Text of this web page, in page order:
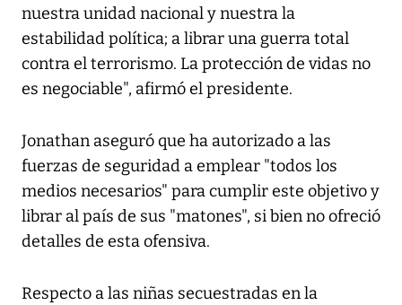
nuestra unidad nacional y nuestra la
estabilidad política; a librar una guerra total
contra el terrorismo. La protección de vidas no
es negociable", afirmó el presidente.
Jonathan aseguró que ha autorizado a las
fuerzas de seguridad a emplear "todos los
medios necesarios" para cumplir este objetivo y
librar al país de sus "matones", si bien no ofreció
detalles de esta ofensiva.
Respecto a las niñas secuestradas en la